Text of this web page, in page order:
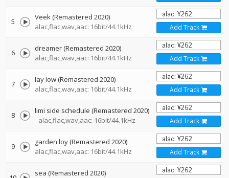
5
Veek (Remastered 2020)
alac,flac,wav,aac: 16bit/44.1kHz
Add Track
6
dreamer (Remastered 2020)
alac,flac,wav,aac: 16bit/44.1kHz
Add Track
7
lay low (Remastered 2020)
alac,flac,wav,aac: 16bit/44.1kHz
Add Track
8
limi side schedule (Remastered 2020)
alac,flac,wav,aac: 16bit/44.1kHz
Add Track
9
garden loy (Remastered 2020)
alac,flac,wav,aac: 16bit/44.1kHz
Add Track
sea (Remastered 2020)